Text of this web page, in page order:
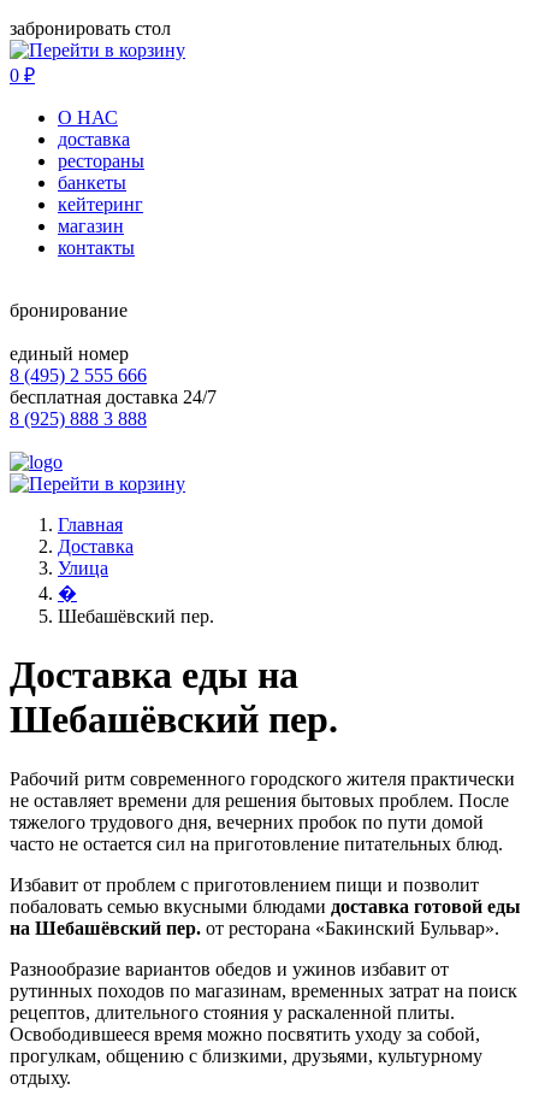
забронировать стол
0 ₽
О НАС
доставка
рестораны
банкеты
кейтеринг
магазин
контакты
бронирование
единый номер
8 (495) 2 555 666
бесплатная доставка 24/7
8 (925) 888 3 888
Главная
Доставка
Улица
�
Шебашёвский пер.
Доставка еды на
Шебашёвский пер.
Рабочий ритм современного городского жителя практически
не оставляет времени для решения бытовых проблем. После
тяжелого трудового дня, вечерних пробок по пути домой
часто не остается сил на приготовление питательных блюд.
Избавит от проблем с приготовлением пищи и позволит
побаловать семью вкусными блюдами доставка готовой еды
на Шебашёвский пер. от ресторана «Бакинский Бульвар».
Разнообразие вариантов обедов и ужинов избавит от
рутинных походов по магазинам, временных затрат на поиск
рецептов, длительного стояния у раскаленной плиты.
Освободившееся время можно посвятить уходу за собой,
прогулкам, общению с близкими, друзьями, культурному
отдыху.